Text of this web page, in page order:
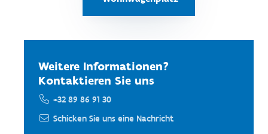
Weitere Informationen?
Kontaktieren Sie uns
+32 89 86 91 30
Schicken Sie uns eine Nachricht